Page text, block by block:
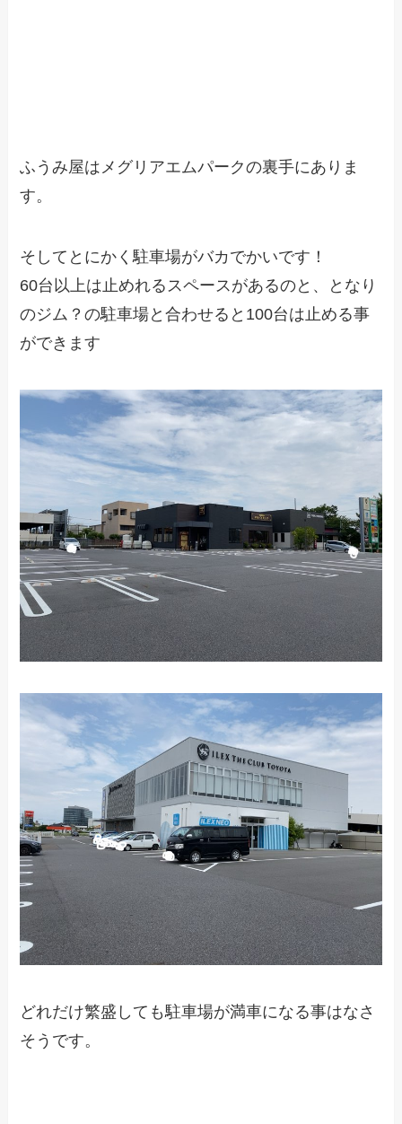
ふうみ屋はメグリアエムパークの裏手にありま
す。
そしてとにかく駐車場がバカでかいです！
60台以上は止めれるスペースがあるのと、となり
のジム？の駐車場と合わせると100台は止める事
ができます
どれだけ繁盛しても駐車場が満車になる事はなさ
そうです。